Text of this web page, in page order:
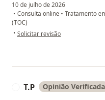
10 de julho de 2026
• Consulta online • Tratamento
(TOC)
• na opinião do utilizador A.K.
Solicitar revisão
T.P Opinião Verificada